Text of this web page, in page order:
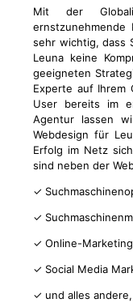
Mit der
ernstzunehmende
sehr wichtig, dass
Leuna keine
geeigneten
Experte auf Ihrem
User bereits im
Agentur lassen
Webdesign für
Erfolg im Netz
sind neben der
✓
✓
✓ Online-Marketing
✓ Social Media
✓ und alles